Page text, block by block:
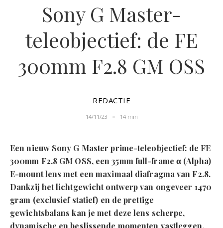
Sony G Master-
teleobjectief: de FE
300mm F2.8 GM OSS
REDACTIE
14/11/23 14 min
Een nieuw Sony G Master prime-teleobjectief: de FE
300mm F2.8 GM OSS, een 35mm full-frame α (Alpha)
E-mount lens met een maximaal diafragma van F2.8.
Dankzij het lichtgewicht ontwerp van ongeveer 1470
gram (exclusief statief) en de prettige
gewichtsbalans kan je met deze lens scherpe,
dynamische en beslissende momenten vastleggen,